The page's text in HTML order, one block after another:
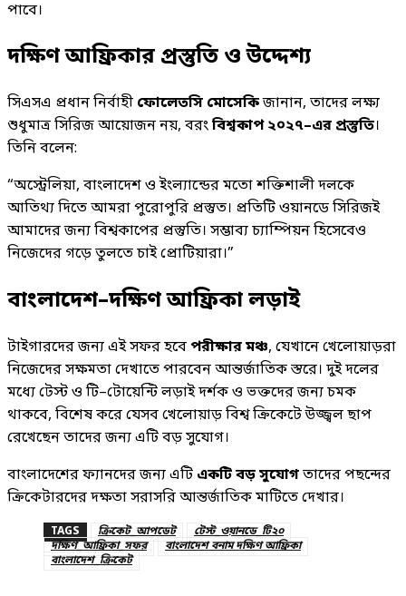
পাবে।
দক্ষিণ আফ্রিকার প্রস্তুতি ও উদ্দেশ্য
সিএসএ প্রধান নির্বাহী ফোলেতসি মোসেকিজানান, তাদের লক্ষ্য
শুধুমাত্র সিরিজ আয়োজন নয়, বরংবিশ্বকাপ ২০২৭–এর প্রস্তুতি।
তিনি বলেন:
“অস্ট্রেলিয়া, বাংলাদেশ ও ইংল্যান্ডের মতো শক্তিশালী দলকে
আতিথ্য দিতে আমরা পুরোপুরি প্রস্তুত। প্রতিটি ওয়ানডে সিরিজই
আমাদের জন্য বিশ্বকাপের প্রস্তুতি। সম্ভাব্য চ্যাম্পিয়ন হিসেবেও
নিজেদের গড়ে তুলতে চাই প্রোটিয়ারা।”
বাংলাদেশ–দক্ষিণ আফ্রিকা লড়াই
টাইগারদের জন্য এই সফর হবেপরীক্ষার মঞ্চ, যেখানে খেলোয়াড়রা
নিজেদের সক্ষমতা দেখাতে পারবেন আন্তর্জাতিক স্তরে। দুই দলের
মধ্যে টেস্ট ও টি–টোয়েন্টি লড়াই দর্শক ও ভক্তদের জন্য চমক
থাকবে, বিশেষ করে যেসব খেলোয়াড় বিশ্ব ক্রিকেটে উজ্জ্বল ছাপ
রেখেছেন তাদের জন্য এটি বড় সুযোগ।
বাংলাদেশের ফ্যানদের জন্য এটি একটি বড় সুযোগতাদের পছন্দের
ক্রিকেটারদের দক্ষতা সরাসরি আন্তর্জাতিক মাটিতে দেখার।
TAGS ক্রিকেট_আপডেট
টেস্ট_ওয়ানডে_টি২০
দক্ষিণ_আফ্রিকা_সফর
বাংলাদেশ বনাম দক্ষিণ আফ্রিকা
বাংলাদেশ_ক্রিকেট